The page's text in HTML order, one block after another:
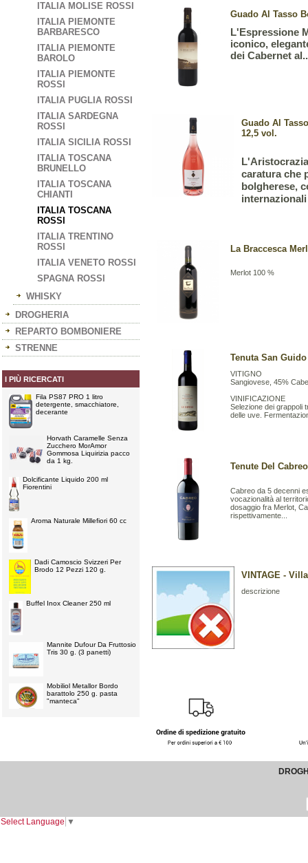
ITALIA MOLISE ROSSI
ITALIA PIEMONTE
BARBARESCO
ITALIA PIEMONTE
BAROLO
ITALIA PIEMONTE
ROSSI
ITALIA PUGLIA ROSSI
ITALIA SARDEGNA
ROSSI
ITALIA SICILIA ROSSI
ITALIA TOSCANA
BRUNELLO
ITALIA TOSCANA
CHIANTI
ITALIA TOSCANA
ROSSI
ITALIA TRENTINO
ROSSI
ITALIA VENETO ROSSI
SPAGNA ROSSI
WHISKY
DROGHERIA
REPARTO BOMBONIERE
STRENNE
I PIÙ RICERCATI
Fila PS87 PRO 1 litro
detergente, smacchiatore,
decerante
Horvath Caramelle Senza
Zucchero MorAmor
Gommosa Liquirizia pacco
da 1 kg.
Dolcificante Liquido 200 ml
Fiorentini
Aroma Naturale Millefiori 60 cc
Dadi Camoscio Svizzeri Per
Brodo 12 Pezzi 120 g.
Buffel Inox Cleaner 250 ml
Mannite Dufour Da Fruttosio
Tris 30 g. (3 panetti)
Mobiliol Metallor Bordo
barattolo 250 g. pasta
"manteca"
Guado Al Tasso
L'Espressione
iconico,
dei Cabernet
Guado Al
12,5 vol.
caratura che
bolgherese,
La Braccesca
Merlot 100 %
Tenuta San
VITIGNO
Sangiovese, 45%
VINIFICAZIONE
Selezione dei grappoli
delle uve.
Tenute Del
Cabreo da 5 decenni
vocazionalità al
dosaggio fra Merlot,
rispettivamente...
VINTAGE -
descrizione
Select Language ▼